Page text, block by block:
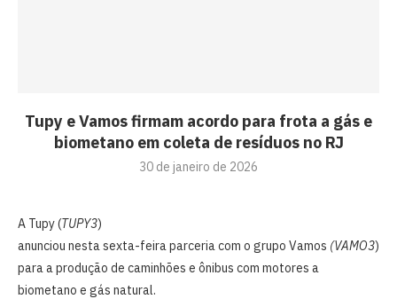
Tupy e Vamos firmam acordo para frota a gás e
biometano em coleta de resíduos no RJ
30 de janeiro de 2026
A ⁠Tupy (TUPY3)
anunciou nesta sexta-feira ‍parceria com o grupo Vamos (VAMO3)
para a ‌produção de caminhões e ônibus com motores a
biometano e gás natural.